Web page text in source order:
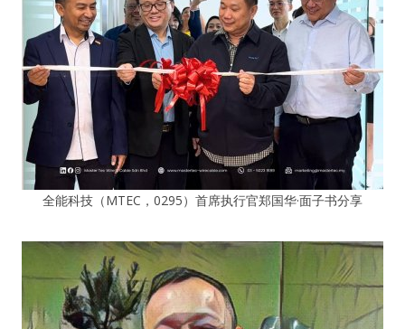
全能科技（MTEC，0295）首席执行官郑国华·面子书分享